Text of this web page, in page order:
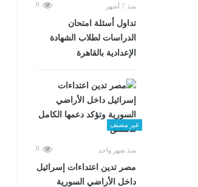
منذ 7 أشهر 0
تداول أسئلة امتحان
الدراسات لطلاب الشهادة
الإعدادية بالقاهرة
غير مصنف
منذ شهر واحد 0
مصر تدين اعتداءات إسرائيل
داخل الأراضي السورية